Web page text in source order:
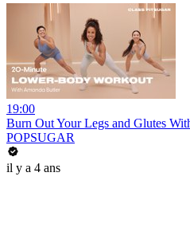
19:00
Burn Out Your Legs and Glutes
POPSUGAR
il y a 4 ans